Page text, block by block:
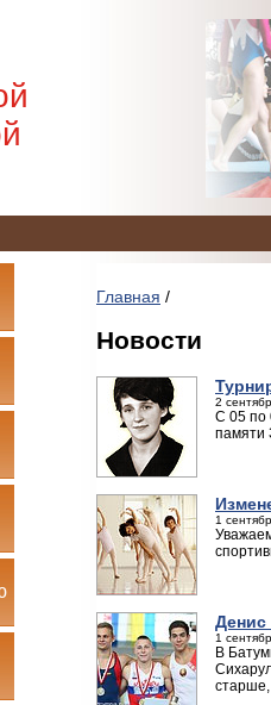
Главная /
Новости
2
С 05 по
памяти
1
Денис
1
В